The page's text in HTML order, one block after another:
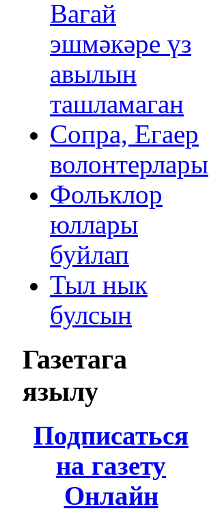
Вагай
эшмәкәре үз
авылын
ташламаган
Сопра, Егаер
волонтерлары
Фольклор
юллары
буйлап
Тыл нык
булсын
Газетага
язылу
Подписаться
на газету
Онлайн